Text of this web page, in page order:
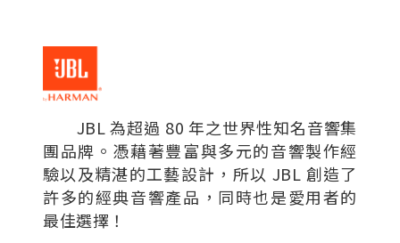
JBL 為超過 80 年之世界性知名音響集
團品牌。憑藉著豐富與多元的音響製作經
驗以及精湛的工藝設計，所以 JBL 創造了
許多的經典音響產品，同時也是愛用者的
最佳選擇！